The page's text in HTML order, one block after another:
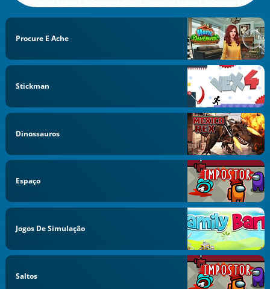
Procure E Ache
Stickman
Dinossauros
Espaço
Jogos De Simulação
Saltos